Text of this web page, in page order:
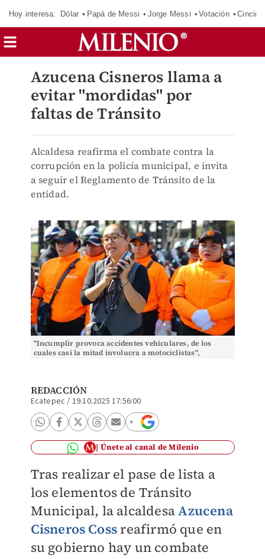
Hoy interesa: Dólar Papá de Messi Jorge Messi Votación
Azucena Cisneros llama a
evitar "mordidas" por
faltas de Tránsito
Alcaldesa reafirma el combate contra la
corrupción en la policía municipal, e invita
a seguir el Reglamento de Tránsito de la
entidad.
"Incumplir provoca accidentes vehiculares, de los
cuales casi la mitad involucra a motociclistas",
REDACCIÓN
Ecatepec / 19.10.2025 17:56:00
Únete al canal de Milenio
Tras realizar el pase de lista a
los elementos de Tránsito
Municipal, la alcaldesaAzucena
Cisneros Cossreafirmó que en
su gobierno hay un combate